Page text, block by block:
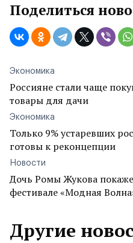
Поделиться
Экономика
Россияне стали чаще
товары для дачи
Экономика
Только 9% устаревших
готовы к реконцепции
Новости
Дочь Ромы Жукова
фестивале «Модная
Другие